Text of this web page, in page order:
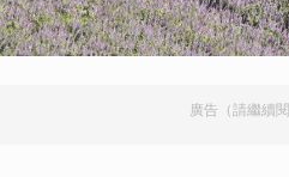
廣告（請繼續閱